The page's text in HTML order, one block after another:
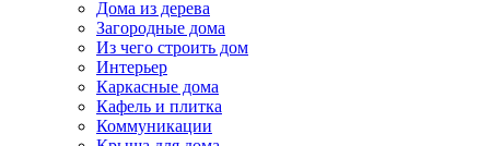
Дома из дерева
Загородные дома
Из чего строить дом
Интерьер
Каркасные дома
Кафель и плитка
Коммуникации